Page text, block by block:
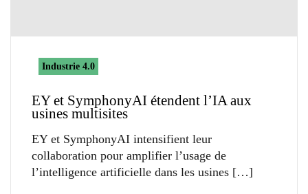
Industrie 4.0
EY et SymphonyAI étendent l’IA aux
usines multisites
EY et SymphonyAI intensifient leur
collaboration pour amplifier l’usage de
l’intelligence artificielle dans les usines